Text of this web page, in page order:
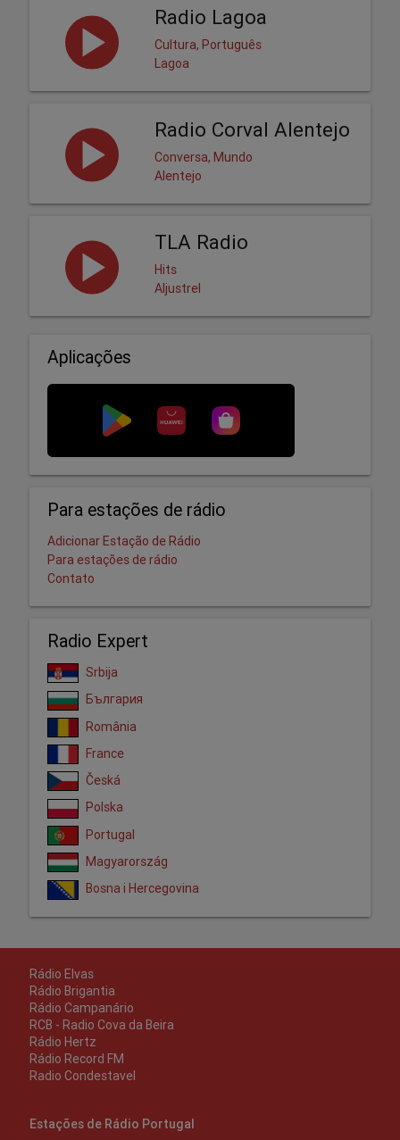
Radio Lagoa
Cultura, Português
Lagoa
Radio Corval Alentejo
Conversa, Mundo
Alentejo
TLA Radio
Hits
Aljustrel
Aplicações
Para estações de rádio
Adicionar Estação de Rádio
Para estações de rádio
Contato
Radio Expert
Srbija
България
România
France
Česká
Polska
Portugal
Magyarország
Bosna i Hercegovina
Rádio Elvas
Rádio Brigantia
Rádio Campanário
RCB - Radio Cova da Beira
Rádio Hertz
Rádio Record FM
Radio Condestavel
Estações de Rádio Portugal